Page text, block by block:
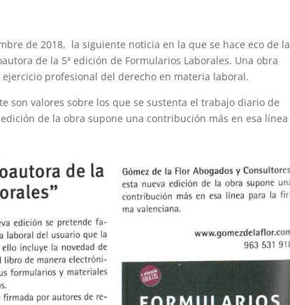
de 2018, la siguiente noticia en la que se hace eco de la
de la 5ª edición de Formularios Laborales. Una obra
profesional del derecho en materia laboral.
son valores sobre los que se sustenta el trabajo diario de
de la obra supone una contribución más en esa línea